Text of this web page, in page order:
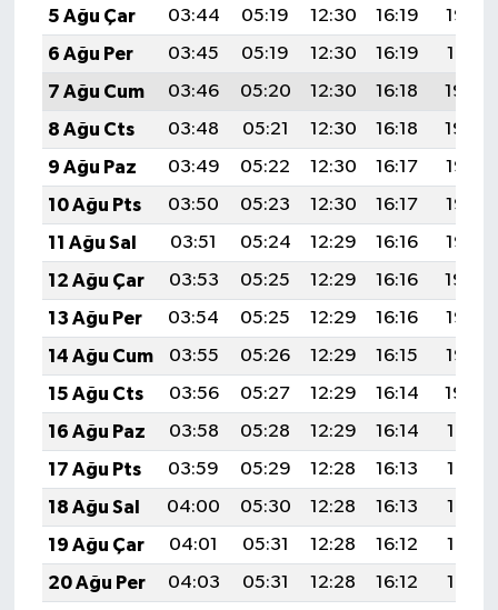
5 Ağu Çar
03:44 05:19 12:30 16:19
19:32
6 Ağu Per
03:45 05:19 12:30 16:19
19:31
7 Ağu Cum
03:46 05:20 12:30 16:18
19:30
8 Ağu Cts
03:48 05:21 12:30 16:18
19:29
9 Ağu Paz
03:49 05:22 12:30 16:17
19:28
10 Ağu Pts
03:50 05:23 12:30 16:17
19:26
11 Ağu Sal
03:51 05:24 12:29 16:16
19:25
12 Ağu Çar
03:53 05:25 12:29 16:16
19:24
13 Ağu Per
03:54 05:25 12:29 16:16
19:23
14 Ağu Cum
03:55 05:26 12:29 16:15
19:22
15 Ağu Cts
03:56 05:27 12:29 16:14
19:20
16 Ağu Paz
03:58 05:28 12:29 16:14
19:19
17 Ağu Pts
03:59 05:29 12:28 16:13
19:18
18 Ağu Sal
04:00 05:30 12:28 16:13
19:17
19 Ağu Çar
04:01 05:31 12:28 16:12
19:15
20 Ağu Per
04:03 05:31 12:28 16:12
19:14